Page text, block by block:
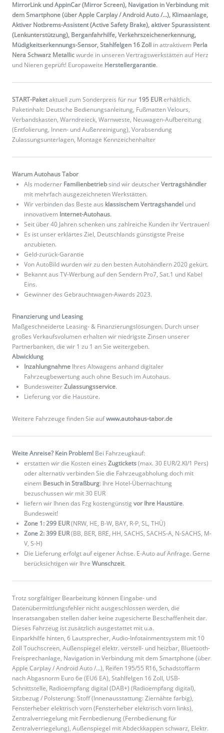
MirrorLink und AppinCar (Mirror Screen), Navigation in Verbindung mit
dem Smartphone (über Apple Carplay / Android Auto /...), Klimaanlage,
Aktiver Notbrems-Assistent (Active Safety Brake), aktiver Spurassistent
(Lenkunterstützung), Berganfahrhilfe, Verkehrszeichenerkennung,
Müdigkeitserkennungs-Sensor, Stahlfelgen 16 Zoll in attraktivem Perla
Nera Schwarz Metallicwurde in unseren Vertragswerkstätten auf Herz
und Nieren geprüft! Europaweite Herstellergarantie.
START-Paketaktuell zum Sonderpreis für nur 195 EURerhältlich.
Paketinhalt: Deutsche Bedienungsanleitung, Fußmatten Velours,
Verbandskasten, Warndreieck, Warnweste, Neuwagen-Aufbereitung
(Entfolierung, Innen- und Außenreinigung), Vorabsendung
Zulassungsunterlagen, Montage Kennzeichenhalter
Warum Autohaus Tabor
Als moderner Familienbetriebsind wir deutscherVertragshändler
mit mehrfach ausgezeichneten Werkstätten.
Wir verbinden das Beste aus klassischem Vertragshandel und
innovativem Internet-Autohaus.
Seit über 40 Jahren schenken uns zahlreiche Kunden ihr Vertrauen!
Es ist unser erklärtes Ziel, Deutschlands günstigste Preise
anzubieten.
Geld-zurück-Garantie
Von AutoBild wurden wir zu den besten Autohändlern 2020 gekürt.
Bekannt aus TV-Werbung auf den Sendern Pro7, Sat.1 und Kabel
Eins.
Gewinner des Gebrauchtwagen-Awards 2023.
Finanzierung und Leasing
Maßgeschneiderte Leasing- & Finanzierungslösungen. Durch unser
großes Verkaufsvolumen erhalten wir niedrigste Zinsen unserer
Partnerbanken, die wir 1 zu 1 an Sie weitergeben.
Abwicklung
Inzahlungnahme Ihres Altwagens anhand digitaler
Fahrzeugbewertung auch ohne Besuch im Autohaus.
BundesweiterZulassungsservice.
Lieferung vor die Haustüre.
Weitere Fahrzeuge finden Sie aufwww.autohaus-tabor.de
Weite Anreise? Kein Problem! Bei Fahrzeugkauf:
erstatten wir die Kosten eines Zugtickets(max. 30 EUR/2.Kl/1 Pers)
oder alternativ verbinden Sie die Fahrzeugabholung doch mit
einem Besuch in Straßburg: Ihre Hotel-Übernachtung
bezuschussen wir mit 30 EUR
liefern wir Ihnen das Fzg kostengünstig vor Ihre Haustüre.
Bundesweit!
Zone 1: 299 EUR(NRW, HE, B-W, BAY, R-P, SL, THÜ)
Zone 2: 399 EUR(BB, BER, BRE, HH, SACHS, SACHS-A, N-SACHS, M-
V, S-H)
Die Lieferung erfolgt auf eigener Achse. E-Auto auf Anfrage. Gerne
berücksichtigen wir Ihre Wunschzeit.
Trotz sorgfältiger Bearbeitung können Eingabe- und
Datenübermittlungsfehler nicht ausgeschlossen werden, die
Inseratsangaben stellen daher keine zugesicherte Beschaffenheit dar.
Dieses Fahrzeug ist zusätzlich ausgestattet mit u.a.
Einparkhilfe hinten, 6 Lautsprecher, Audio-Infotainmentsystem mit 10
Zoll Touchscreen, Außenspiegel elektr. verstell- und heizbar, Bluetooth-
Freisprechanlage, Navigation in Verbindung mit dem Smartphone (über
Apple Carplay / Android Auto /...), Reifen 195/55 R16, Schadstoffarm
nach Abgasnorm Euro 6e (EU6 EA), Stahlfelgen 16 Zoll, USB-
Schnittstelle, Radioempfang digital (DAB+) (Radioempfang digital),
Sitzbezug / Polsterung: Stoff (Innenausstattung: Ziernähte farbig),
Fensterheber elektrisch vorn (Fensterheber elektrisch vorn links),
Zentralverriegelung mit Fernbedienung (Fernbedienung für
Zentralverriegelung), Außenspiegel mit Abdeckkappen schwarz, Elektr.